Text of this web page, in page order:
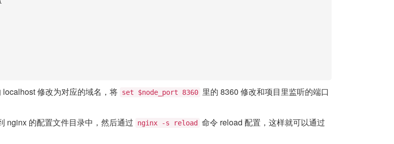
localhost 修改为对应的域名，将 set $node_port 8360 里的 8360 修改和项目里监听的端口
nginx 的配置文件目录中，然后通过
nginx -s reload
命令 reload 配置，这样就可以通过